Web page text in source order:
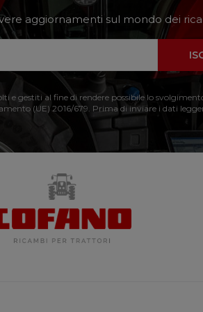
aggiornamenti sul mondo dei
e gestiti al fine di rendere possibile lo
(UE) 2016/679. Prima di inviare i dati